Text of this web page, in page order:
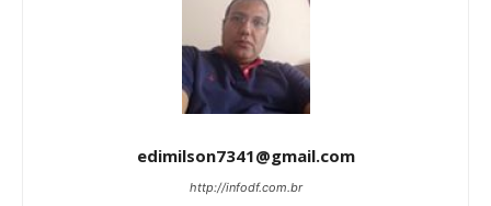
edimilson7341@gmail.com
http://infodf.com.br